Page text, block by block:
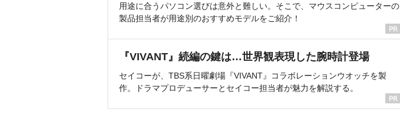
用途に合うパソコン選びは意外と難しい。そこで、マウスコンピューターの
製品担当者が用途別のおすすめモデルをご紹介！
『VIVANT』続編の鍵は…世界観表現した腕時計登場
セイコーが、TBS系日曜劇場『VIVANT』コラボレーションウオッチを製
作。ドラマプロデューサーとセイコー担当者が魅力を解説する。